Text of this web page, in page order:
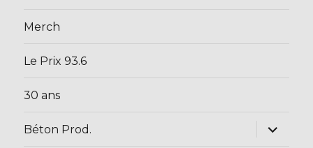
Merch
Le Prix 93.6
30 ans
Béton Prod.
ouvrir